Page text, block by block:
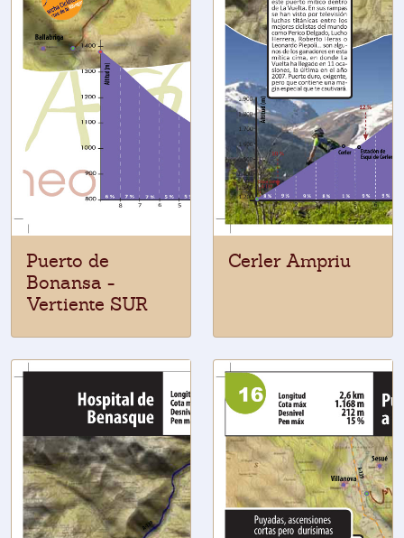
Puerto de
Bonansa -
Vertiente SUR
Cerler Ampriu